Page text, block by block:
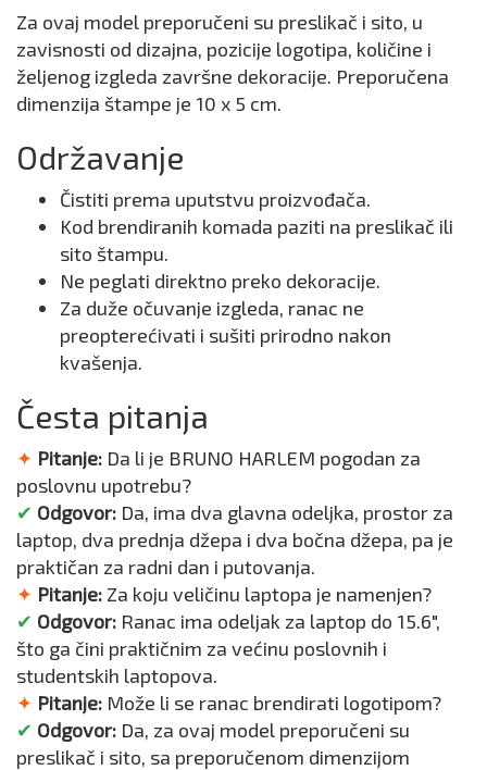
Za ovaj model preporučeni su preslikač i sito, u
zavisnosti od dizajna, pozicije logotipa, količine i
željenog izgleda završne dekoracije. Preporučena
dimenzija štampe je 10 x 5 cm.
Održavanje
Čistiti prema uputstvu proizvođača.
Kod brendiranih komada paziti na preslikač ili
sito štampu.
Ne peglati direktno preko dekoracije.
Za duže očuvanje izgleda, ranac ne
preopterećivati i sušiti prirodno nakon
kvašenja.
Česta pitanja
✦ Pitanje: Da li je BRUNO HARLEM pogodan za
poslovnu upotrebu?
✔ Odgovor: Da, ima dva glavna odeljka, prostor za
laptop, dva prednja džepa i dva bočna džepa, pa je
praktičan za radni dan i putovanja.
✦ Pitanje: Za koju veličinu laptopa je namenjen?
✔ Odgovor: Ranac ima odeljak za laptop do 15.6",
što ga čini praktičnim za većinu poslovnih i
studentskih laptopova.
✦ Pitanje: Može li se ranac brendirati logotipom?
✔ Odgovor: Da, za ovaj model preporučeni su
preslikač i sito, sa preporučenom dimenzijom